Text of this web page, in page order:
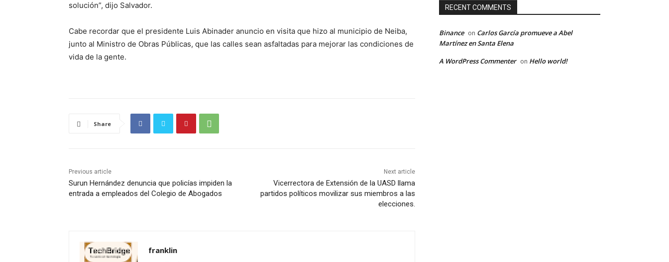
solución”, dijo Salvador.
Cabe recordar que el presidente Luis Abinader anuncio en visita que hizo al municipio de Neiba,
junto al Ministro de Obras Públicas, que las calles sean asfaltadas para mejorar las condiciones de
vida de la gente.
Share
Previous article
Surun Hernández denuncia que policías impiden la
entrada a empleados del Colegio de Abogados
Next article
Vicerrectora de Extensión de la UASD llama
partidos políticos movilizar sus miembros a las
elecciones.
franklin
RECENT COMMENTS
Binance on Carlos García promueve a Abel
Martínez en Santa Elena
A WordPress Commenter on Hello world!